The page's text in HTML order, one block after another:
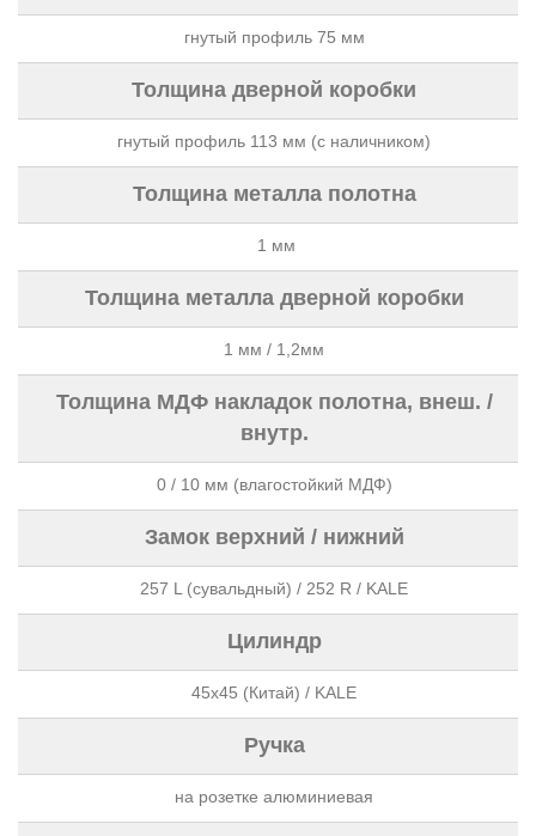
гнутый профиль 75 мм
Толщина дверной коробки
гнутый профиль 113 мм (с наличником)
Толщина металла полотна
1 мм
Толщина металла дверной коробки
1 мм / 1,2мм
Толщина МДФ накладок полотна, внеш. /
внутр.
0 / 10 мм (влагостойкий МДФ)
Замок верхний / нижний
257 L (сувальдный) / 252 R / KALE
Цилиндр
45х45 (Китай) / KALE
Ручка
на розетке алюминиевая